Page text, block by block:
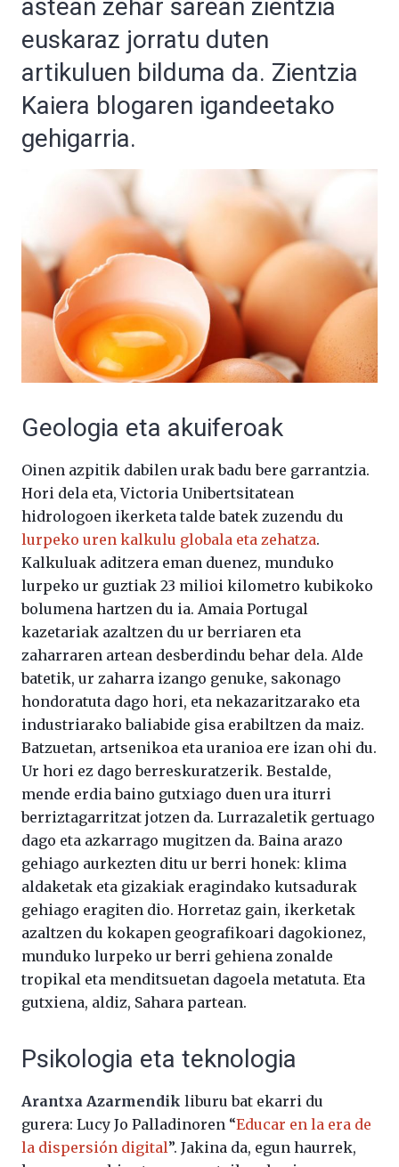
astean zehar sarean zientzia
euskaraz jorratu duten
artikuluen bilduma da. Zientzia
Kaiera blogaren igandeetako
gehigarria.
Geologia eta akuiferoak
Oinen azpitik dabilen urak badu bere garrantzia.
Hori dela eta, Victoria Unibertsitatean
hidrologoen ikerketa talde batek zuzendu du
lurpeko uren kalkulu globala eta zehatza.
Kalkuluak aditzera eman duenez, munduko
lurpeko ur guztiak 23 milioi kilometro kubikoko
bolumena hartzen du ia. Amaia Portugal
kazetariak azaltzen du ur berriaren eta
zaharraren artean desberdindu behar dela. Alde
batetik, ur zaharra izango genuke, sakonago
hondoratuta dago hori, eta nekazaritzarako eta
industriarako baliabide gisa erabiltzen da maiz.
Batzuetan, artsenikoa eta uranioa ere izan ohi du.
Ur hori ez dago berreskuratzerik. Bestalde,
mende erdia baino gutxiago duen ura iturri
berriztagarritzat jotzen da. Lurrazaletik gertuago
dago eta azkarrago mugitzen da. Baina arazo
gehiago aurkezten ditu ur berri honek: klima
aldaketak eta gizakiak eragindako kutsadurak
gehiago eragiten dio. Horretaz gain, ikerketak
azaltzen du kokapen geografikoari dagokionez,
munduko lurpeko ur berri gehiena zonalde
tropikal eta menditsuetan dagoela metatuta. Eta
gutxiena, aldiz, Sahara partean.
Psikologia eta teknologia
Arantxa Azarmendik liburu bat ekarri du
gurera: Lucy Jo Palladinoren “Educar en la era de
la dispersión digital”. Jakina da, egun haurrek,